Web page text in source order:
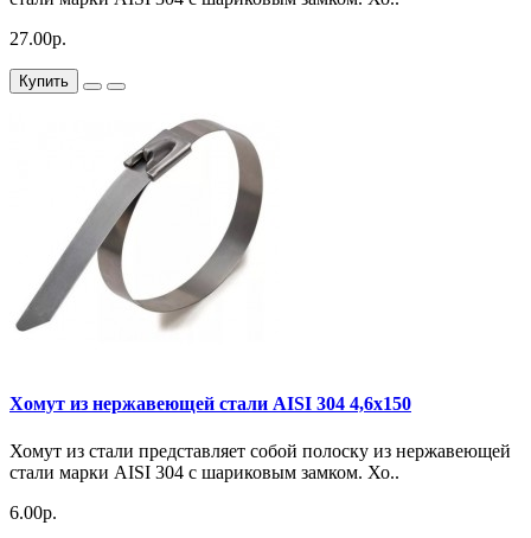
27.00р.
Купить
Хомут из нержавеющей стали AISI 304 4,6х150
Хомут из стали представляет собой полоску из нержавеющей
стали марки AISI 304 с шариковым замком. Хо..
6.00р.